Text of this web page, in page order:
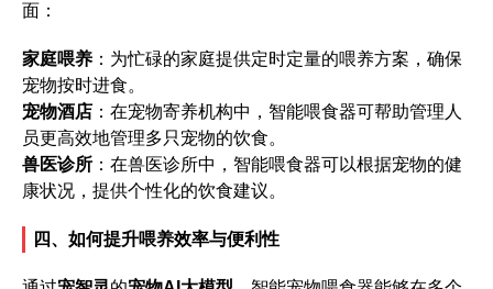
面：
家庭喂养 ：为忙碌的家庭提供定时定量的喂养方案，确保
宠物按时进食。
宠物酒店 ：在宠物寄养机构中，智能喂食器可帮助管理人
员更高效地管理多只宠物的饮食。
兽医诊所 ：在兽医诊所中，智能喂食器可以根据宠物的健
康状况，提供个性化的饮食建议。
四、如何提升喂养效率与便利性